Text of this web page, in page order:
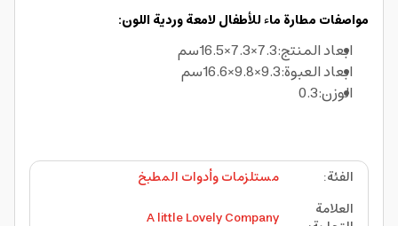
مواصفات مطارة ماء للأطفال لامعة وردية اللون:
ابعاد المنتج:7.3×7.3×16.5سم
ابعاد العبوة:9.3×9.8×16.6سم
الوزن:0.3
الفئة:
مستلزمات وأدوات المطبخ
العلامة
A little Lovely Company